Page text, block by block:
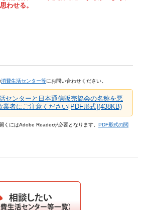
思わせる。
消費生活センター等にお問い合わせください。
センターと日本通信販売協会の名称を悪
業者にご注意ください[PDF形式](438KB)
くにはAdobe Readerが必要となります。 PDF形式の閲